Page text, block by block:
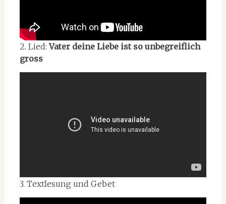
2. Lied:Vater deine Liebe ist so unbegreiflich
gross
3. Textlesung und Gebet